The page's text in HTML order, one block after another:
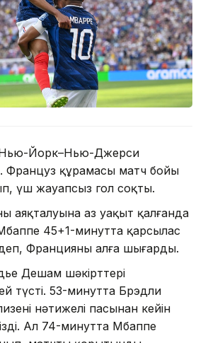
Нью-Йорк–Нью-Джерси
Француз құрамасы матч бойы
үш жауапсыз гол соқты.
аяқталуына аз уақыт қалғанда
45+1-минутта қарсылас
Францияны алға шығарды.
Дешам шәкірттері
түсті. 53-минутта Брэдли
нәтижелі пасынан кейін
Ал 74-минутта Мбаппе